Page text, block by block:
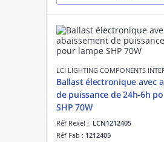
LCI LIGHTING COMPONENTS
Ballast électronique avec
de puissance de 24h-6h
SHP 70W
Réf Rexel : LCN1212405
Réf Fab : 1212405